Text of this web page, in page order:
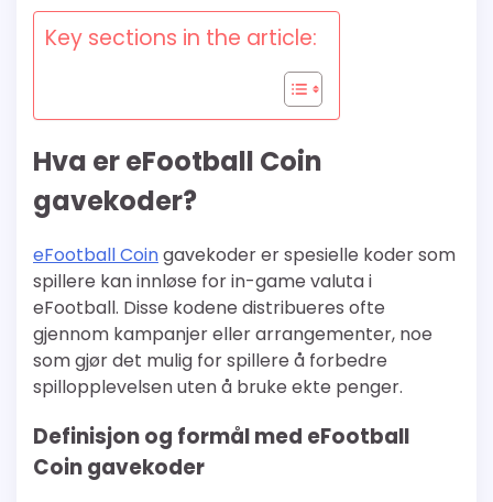
Key sections in the article:
Hva er eFootball Coin
gavekoder?
eFootball Coingavekoder er spesielle koder som
spillere kan innløse for in-game valuta i
eFootball. Disse kodene distribueres ofte
gjennom kampanjer eller arrangementer, noe
som gjør det mulig for spillere å forbedre
spillopplevelsen uten å bruke ekte penger.
Definisjon og formål med eFootball
Coin gavekoder